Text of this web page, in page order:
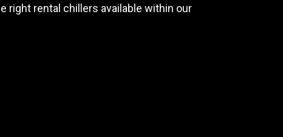
right rental chillers available within our